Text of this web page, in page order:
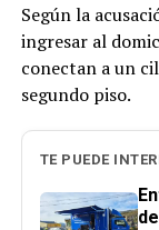
Según la
ingresar al
conectan a un
segundo piso.
TE PUEDE